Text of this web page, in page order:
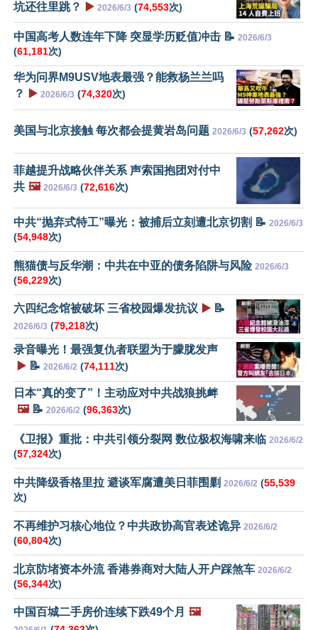
坑还往里跳？
▶️ 2026/6/3 (74,553次)
中国高考人数连年下降 突显学历贬值冲击 📝 2026/6/3
(61,181次)
华为问界M9USV地表最强？能救杨兰兰吗
？
▶️ 2026/6/3 (74,320次)
美国与北京接触 每次都会提黄岩岛问题 2026/6/3 (57,262次)
菲越提升战略伙伴关系 声索国抱团对付中
共 🖼️ 2026/6/3 (72,616次)
中共“抛弃式特工”曝光：被捕后立刻遭北京切割 📝 2026/6/3
(54,948次)
熊猫债与反华潮：中共在中亚的债务陷阱与风险 2026/6/3
(56,229次)
六四纪念馆被破坏 三省校园爆发抗议 ▶️ 📝
2026/6/3 (79,218次)
录音曝光！最强复仇者联盟为于朦胧发声
▶️ 📝 2026/6/2 (74,111次)
日本“真的变了”！主动应对中共战狼挑衅
🖼️📝 2026/6/2 (96,363次)
《卫报》重批：中共引领分裂网 数位极权海啸来临 2026/6/2
(57,324次)
中共降级香格里拉 避谈军腐遭美日菲围剿 2026/6/2 (55,539
次)
不再维护习核心地位？中共政协高官表述诡异 2026/6/2
(60,804次)
北京防堵资本外流 香港券商对大陆人开户踩煞车 2026/6/2
(56,344次)
中国百城二手房价连续下跌49个月 🖼️